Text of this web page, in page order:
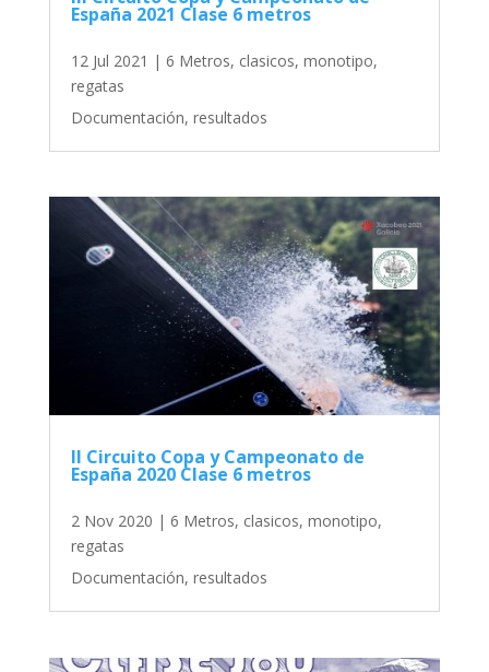
España 2021 Clase 6 metros
12 Jul 2021 | 6 Metros, clasicos, monotipo,
regatas
Documentación, resultados
II Circuito Copa y Campeonato de
España 2020 Clase 6 metros
2 Nov 2020 | 6 Metros, clasicos, monotipo,
regatas
Documentación, resultados